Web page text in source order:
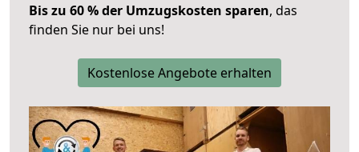
Bis zu 60 % der Umzugskosten sparen, das
finden Sie nur bei uns!
Kostenlose Angebote erhalten